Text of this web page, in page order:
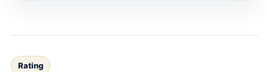
Rating